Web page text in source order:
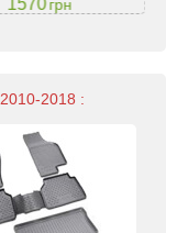
1570грн
2018 :